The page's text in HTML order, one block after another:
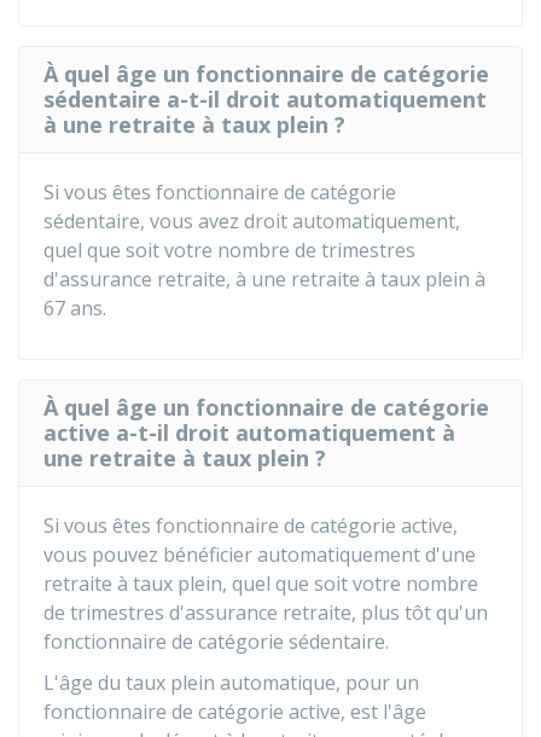
À quel âge un fonctionnaire de catégorie
sédentaire a-t-il droit automatiquement
à une retraite à taux plein ?
Si vous êtes fonctionnaire de catégorie
sédentaire, vous avez droit automatiquement,
quel que soit votre nombre de trimestres
d'assurance retraite, à une retraite à taux plein à
67 ans.
À quel âge un fonctionnaire de catégorie
active a-t-il droit automatiquement à
une retraite à taux plein ?
Si vous êtes fonctionnaire de catégorie active,
vous pouvez bénéficier automatiquement d'une
retraite à taux plein, quel que soit votre nombre
de trimestres d'assurance retraite, plus tôt qu'un
fonctionnaire de catégorie sédentaire.
L'âge du taux plein automatique, pour un
fonctionnaire de catégorie active, est l'âge